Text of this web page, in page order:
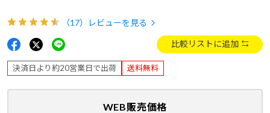
（17） レビューを見る
比較リストに追加
決済日より約20営業日で出荷 送料無料
WEB販売価格